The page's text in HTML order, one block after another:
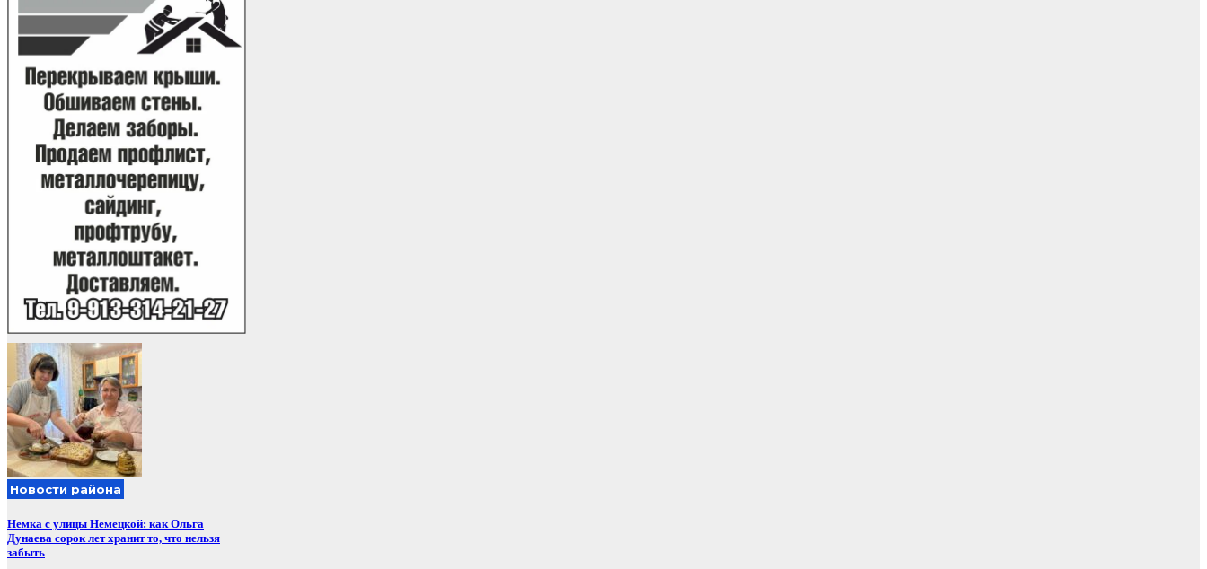
Новости района
Немка с улицы Немецкой: как Ольга
Дунаева сорок лет хранит то, что нельзя
забыть